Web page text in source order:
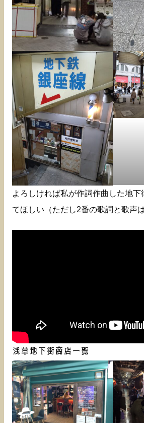
よろしければ私が作詞作曲した地下
てほしい（ただし2番の歌詞と歌声は
浅草地下街商店一覧